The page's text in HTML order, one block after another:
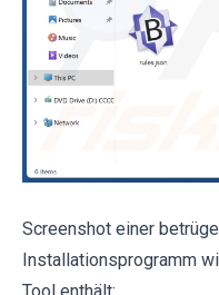
Screenshot einer
Installationsprogramm